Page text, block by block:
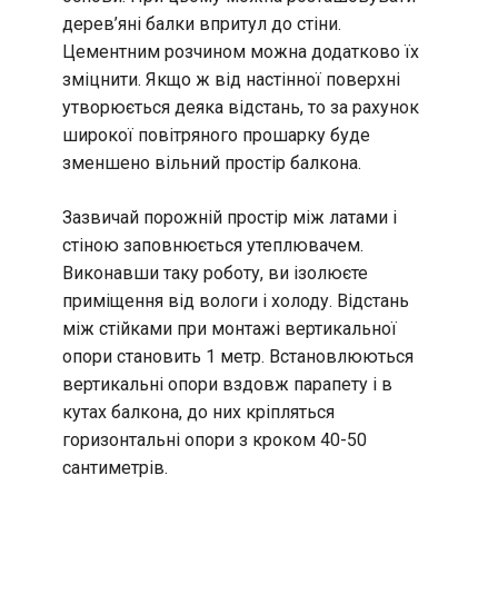
дерев’яні балки впритул до стіни.
Цементним розчином можна додатково їх
зміцнити. Якщо ж від настінної поверхні
утворюється деяка відстань, то за рахунок
широкої повітряного прошарку буде
зменшено вільний простір балкона.
Зазвичай порожній простір між латами і
стіною заповнюється утеплювачем.
Виконавши таку роботу, ви ізолюєте
приміщення від вологи і холоду. Відстань
між стійками при монтажі вертикальної
опори становить 1 метр. Встановлюються
вертикальні опори вздовж парапету і в
кутах балкона, до них кріпляться
горизонтальні опори з кроком 40-50
сантиметрів.